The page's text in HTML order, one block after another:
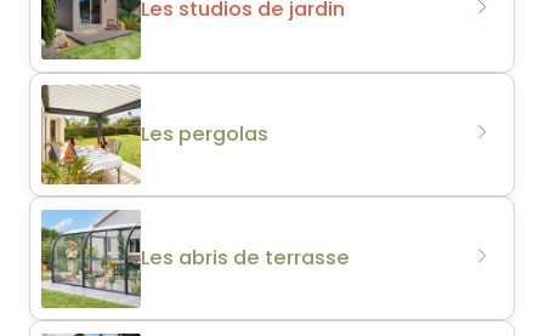
Les studios de jardin
Les pergolas
Les abris de terrasse